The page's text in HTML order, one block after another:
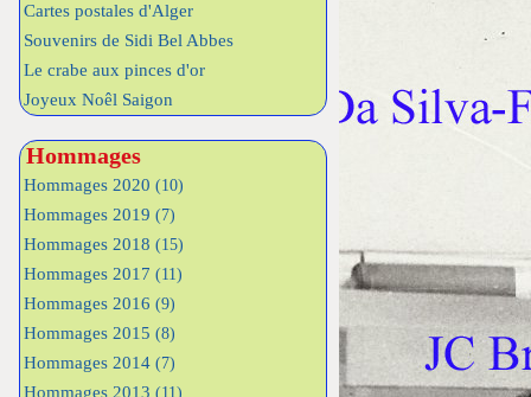
Cartes postales d'Alger
Souvenirs de Sidi Bel Abbes
Le crabe aux pinces d'or
Joyeux Noêl Saigon
Hommages
Hommages 2020 (10)
Hommages 2019 (7)
Hommages 2018 (15)
Hommages 2017 (11)
Hommages 2016 (9)
Hommages 2015 (8)
Hommages 2014 (7)
Hommages 2013 (11)